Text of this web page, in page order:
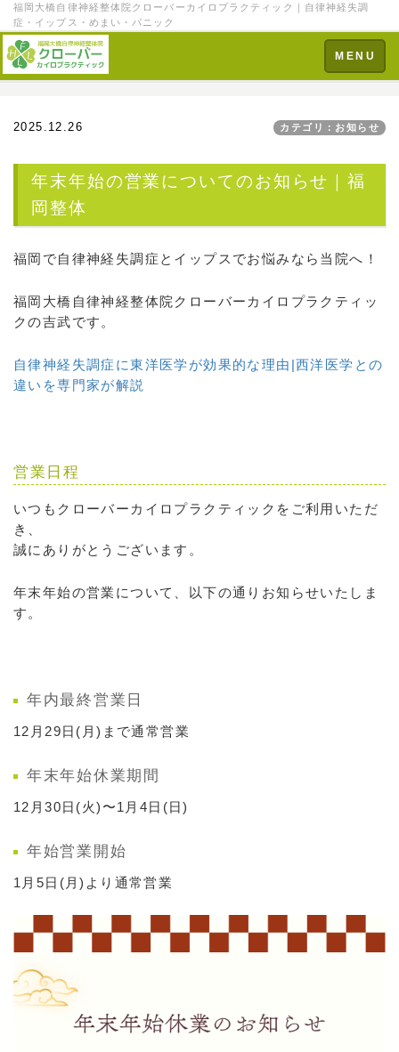
福岡大橋自律神経整体院クローバーカイロプラクティック｜自律神経失調
症・イップス・めまい・パニック
Toggle
navigation
MENU
2025.12.26 カテゴリ：お知らせ
年末年始の営業についてのお知らせ｜福
岡整体
福岡で自律神経失調症とイップスでお悩みなら当院へ！
福岡大橋自律神経整体院クローバーカイロプラクティッ
クの吉武です。
自律神経失調症に東洋医学が効果的な理由|西洋医学との
違いを専門家が解説
営業日程
いつもクローバーカイロプラクティックをご利用いただ
き、
誠にありがとうございます。
年末年始の営業について、以下の通りお知らせいたしま
す。
年内最終営業日
12月29日(月)まで通常営業
年末年始休業期間
12月30日(火)〜1月4日(日)
年始営業開始
1月5日(月)より通常営業